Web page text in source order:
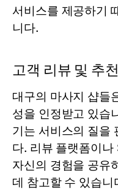
서비스를 제공하기
니다.
고객 리뷰 및 추천
대구의 마사지 샵들
성을 인정받고 있습
기는 서비스의 질을
다. 리뷰 플랫폼이나
자신의 경험을 공유
데 참고할 수 있습니